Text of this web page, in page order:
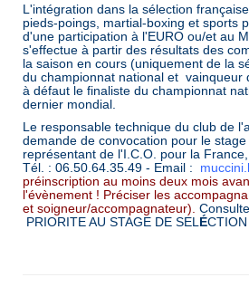
L'intégration dans la sélection
pieds-poings, martial-boxing et sports
d'une participation à l'EURO ou/et au
s'effectue à partir des résultats des
la saison en cours (uniquement de la
du championnat national et vainqueur
à défaut le finaliste du championnat
dernier mondial.
Le responsable technique du club de
demande de convocation pour le
représentant de l'I.C.O. pour la
Tél. : 06.50.64.35.49 - Email :
préinscription au moins deux mois
l'évènement ! Préciser les
et soigneur/accompagnateur).
PRIORITE AU STAGE DE SEL ÉCTION